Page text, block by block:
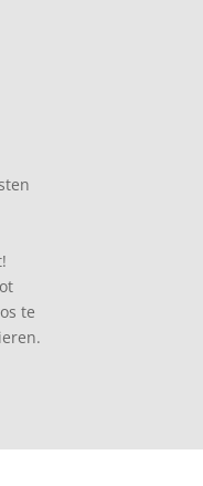
te